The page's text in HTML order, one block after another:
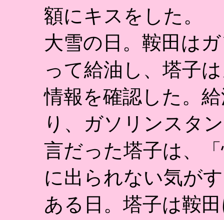
額にキスをした。
大雪の日。鞍田は
って給油し、塔子
情報を確認した。
り、ガソリンスタ
言だった塔子は、
に出られない気が
ある日。塔子は鞍